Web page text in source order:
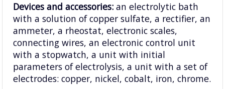
Devices and accessories: an electrolytic bath
with a solution of copper sulfate, a rectifier, an
ammeter, a rheostat, electronic scales,
connecting wires, an electronic control unit
with a stopwatch, a unit with initial
parameters of electrolysis, a unit with a set of
electrodes: copper, nickel, cobalt, iron, chrome.